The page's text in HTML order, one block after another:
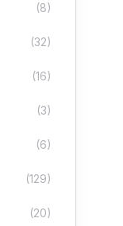
(8)
(32)
(16)
(3)
(6)
(129)
(20)